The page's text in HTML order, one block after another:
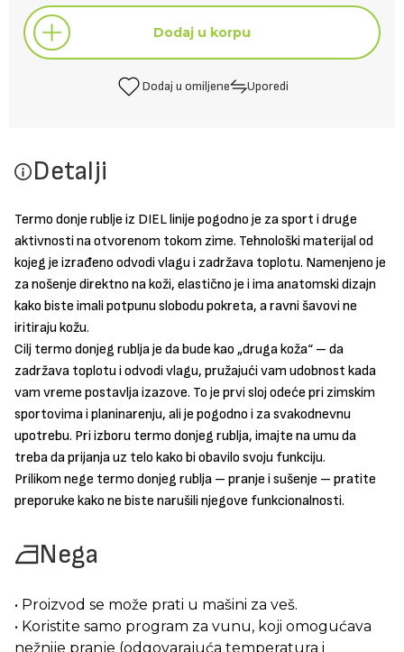
Dodaj u korpu
Dodaj u omiljene Uporedi
Detalji
Termo donje rublje iz DIEL linije pogodno je za sport i druge
aktivnosti na otvorenom tokom zime. Tehnološki materijal od
kojeg je izrađeno odvodi vlagu i zadržava toplotu. Namenjeno je
za nošenje direktno na koži, elastično je i ima anatomski dizajn
kako biste imali potpunu slobodu pokreta, a ravni šavovi ne
iritiraju kožu.
Cilj termo donjeg rublja je da bude kao „druga koža“ – da
zadržava toplotu i odvodi vlagu, pružajući vam udobnost kada
vam vreme postavlja izazove. To je prvi sloj odeće pri zimskim
sportovima i planinarenju, ali je pogodno i za svakodnevnu
upotrebu. Pri izboru termo donjeg rublja, imajte na umu da
treba da prijanja uz telo kako bi obavilo svoju funkciju.
Prilikom nege termo donjeg rublja – pranje i sušenje – pratite
preporuke kako ne biste narušili njegove funkcionalnosti.
Nega
• Proizvod se može prati u mašini za veš.
• Koristite samo program za vunu, koji omogućava
nežnije pranje (odgovarajuća temperatura i